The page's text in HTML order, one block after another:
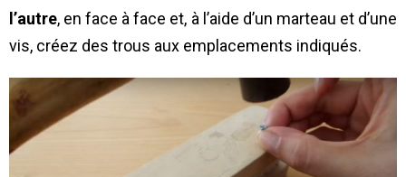
l’autre, en face à face et, à l’aide d’un marteau et d’une
vis, créez des trous aux emplacements indiqués.